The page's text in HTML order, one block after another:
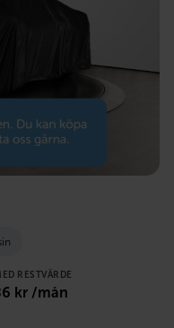
RESTVÄRDE
kr /mån